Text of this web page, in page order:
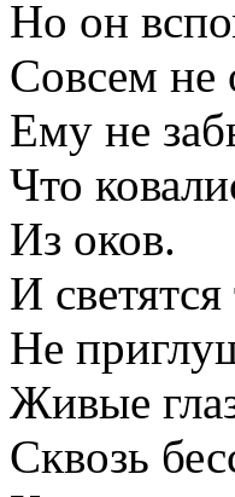
Но он
Совсем не
Ему не
Что
Из оков.
И
Не
Живые
Сквозь